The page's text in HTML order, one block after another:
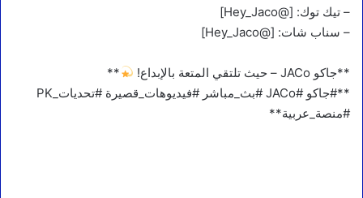
– تيك توك: [@Hey_Jaco]
– سناب شات: [@Hey_Jaco]
**جاكو JACo – حيث تلتقي المتعة بالإبداع!
**
**#جاكو #JACo #بث_مباشر #فيديوهات_قصيرة #تحديات_PK
#منصة_عربية**